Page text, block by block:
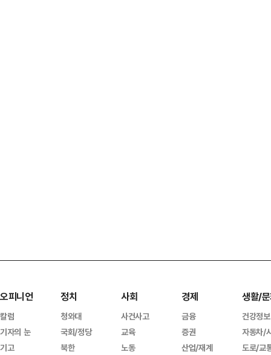
오피니언
칼럼
기자의 눈
기고
정치
청와대
국회/정당
북한
사회
사건사고
교육
노동
경제
금융
증권
산업/재계
생활/
건강정보
자동차/
도로/교